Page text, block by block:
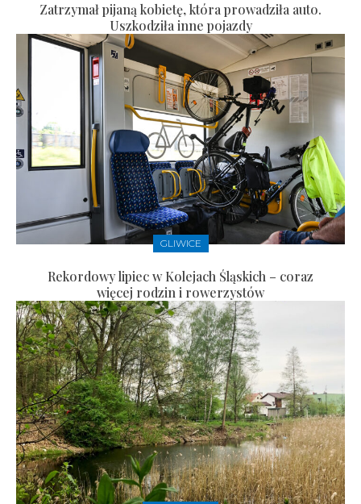
Zatrzymał pijaną kobietę, która prowadziła auto.
Uszkodziła inne pojazdy
GLIWICE
Rekordowy lipiec w Kolejach Śląskich – coraz
więcej rodzin i rowerzystów